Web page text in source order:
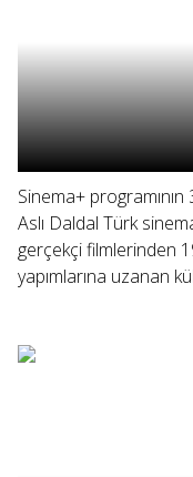
Sinema+
Aslı Daldal Türk
gerçekçi filmlerinden
yapımlarına uzanan